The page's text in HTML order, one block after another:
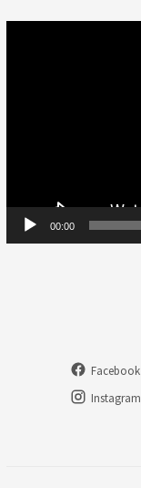
00:00
Facebook
Instagram